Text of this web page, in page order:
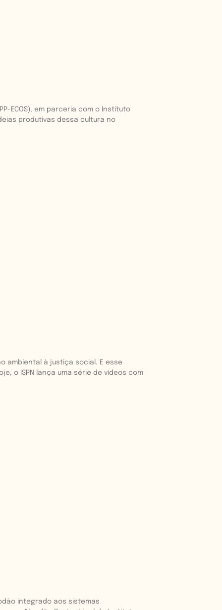
ECOS), em parceria com o Instituto
produtivas dessa cultura no
ambiental à justiça social. E esse
o ISPN lança uma série de vídeos com
integrado aos sistemas